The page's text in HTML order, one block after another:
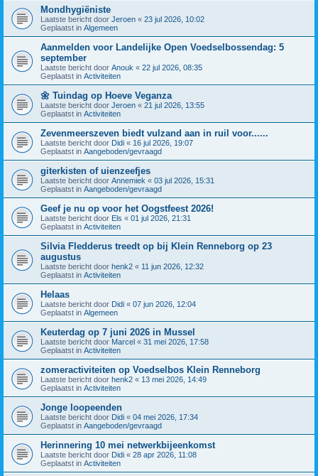
Mondhygiëniste
Laatste bericht door Jeroen « 23 jul 2026, 10:02
Geplaatst in Algemeen
Aanmelden voor Landelijke Open Voedselbossendag: 5
september
Laatste bericht door Anouk « 22 jul 2026, 08:35
Geplaatst in Activiteiten
🌼 Tuindag op Hoeve Veganza
Laatste bericht door Jeroen « 21 jul 2026, 13:55
Geplaatst in Activiteiten
Zevenmeerszeven biedt vulzand aan in ruil voor......
Laatste bericht door Didi « 16 jul 2026, 19:07
Geplaatst in Aangeboden/gevraagd
giterkisten of uienzeefjes
Laatste bericht door Annemiek « 03 jul 2026, 15:31
Geplaatst in Aangeboden/gevraagd
Geef je nu op voor het Oogstfeest 2026!
Laatste bericht door Els « 01 jul 2026, 21:31
Geplaatst in Activiteiten
Silvia Fledderus treedt op bij Klein Renneborg op 23
augustus
Laatste bericht door henk2 « 11 jun 2026, 12:32
Geplaatst in Activiteiten
Helaas
Laatste bericht door Didi « 07 jun 2026, 12:04
Geplaatst in Algemeen
Keuterdag op 7 juni 2026 in Mussel
Laatste bericht door Marcel « 31 mei 2026, 17:58
Geplaatst in Activiteiten
zomeractiviteiten op Voedselbos Klein Renneborg
Laatste bericht door henk2 « 13 mei 2026, 14:49
Geplaatst in Activiteiten
Jonge loopeenden
Laatste bericht door Didi « 04 mei 2026, 17:34
Geplaatst in Aangeboden/gevraagd
Herinnering 10 mei netwerkbijeenkomst
Laatste bericht door Didi « 28 apr 2026, 11:08
Geplaatst in Activiteiten